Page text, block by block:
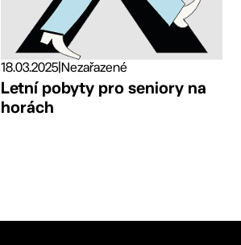
18.03.2025| Nezařazené
Letní pobyty pro seniory na
horách